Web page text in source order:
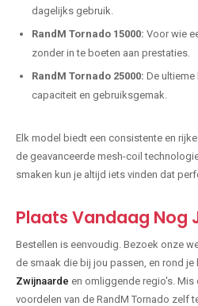
dagelijks gebruik.
RandM Tornado 15000: Voor wie
zonder in te boeten aan prestaties.
RandM Tornado 25000: De ultieme
capaciteit en gebruiksgemak.
Elk model biedt een consistente en
de geavanceerde mesh-coil
smaken kun je altijd iets vinden dat
Plaats Vandaag Nog
Bestellen is eenvoudig. Bezoek onze
de smaak die bij jou passen, en rond
Zwijnaarde en omliggende regio's.
voordelen van de RandM Tornado zelf